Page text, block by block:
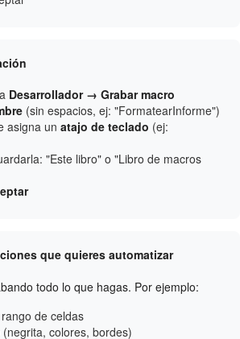
Desarrollador → Grabar macro
(sin espacios, ej: "FormatearInforme")
asigna un atajo de teclado (ej:
"Este libro" o "Libro de macros
que quieres automatizar
todo lo que hagas. Por ejemplo:
de celdas
colores, bordes)